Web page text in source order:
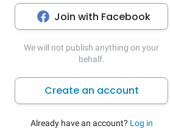
Join with Facebook
We will not publish anything on your
behalf.
Create an account
Already have an account? Log in